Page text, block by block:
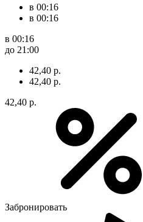
в 00:16
в 00:16
в 00:16
до 21:00
42,40 р.
42,40 р.
42,40 р.
Забронировать